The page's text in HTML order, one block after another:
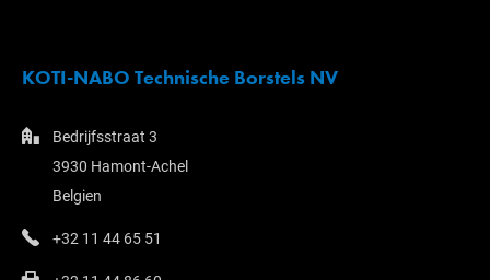
KOTI-NABO Technische Borstels NV
Bedrijfsstraat 3
3930 Hamont-Achel
Belgien
+32 11 44 65 51